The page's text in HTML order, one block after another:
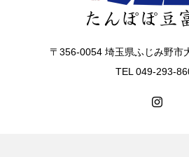
〒356-0054 埼玉県ふじみ野市
TEL 049-293-